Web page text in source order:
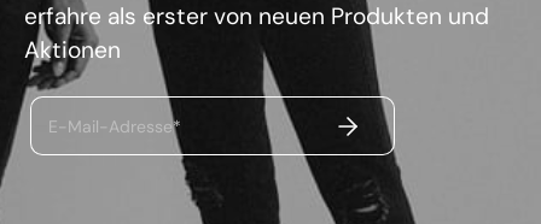
erfahre als erster von neuen Produkten und
Aktionen
E-Mail-Adresse* ABSENDEN